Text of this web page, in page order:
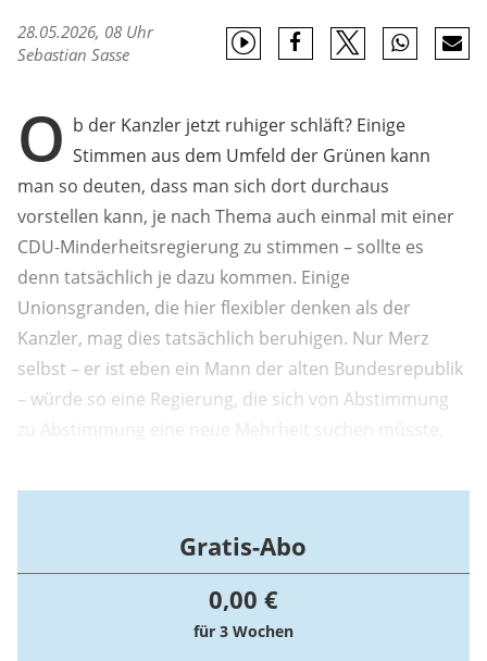
28.05.2026, 08 Uhr
Sebastian Sasse
O b der Kanzler jetzt ruhiger schläft? Einige
Stimmen aus dem Umfeld der Grünen kann
man so deuten, dass man sich dort durchaus
vorstellen kann, je nach Thema auch einmal mit einer
CDU-Minderheitsregierung zu stimmen – sollte es
denn tatsächlich je dazu kommen. Einige
Unionsgranden, die hier flexibler denken als der
Kanzler, mag dies tatsächlich beruhigen. Nur Merz
selbst – er ist eben ein Mann der alten Bundesrepublik
– würde so eine Regierung, die sich von Abstimmung
zu Abstimmung eine neue Mehrheit suchen müsste,
Gratis-Abo
0,00 €
für 3 Wochen